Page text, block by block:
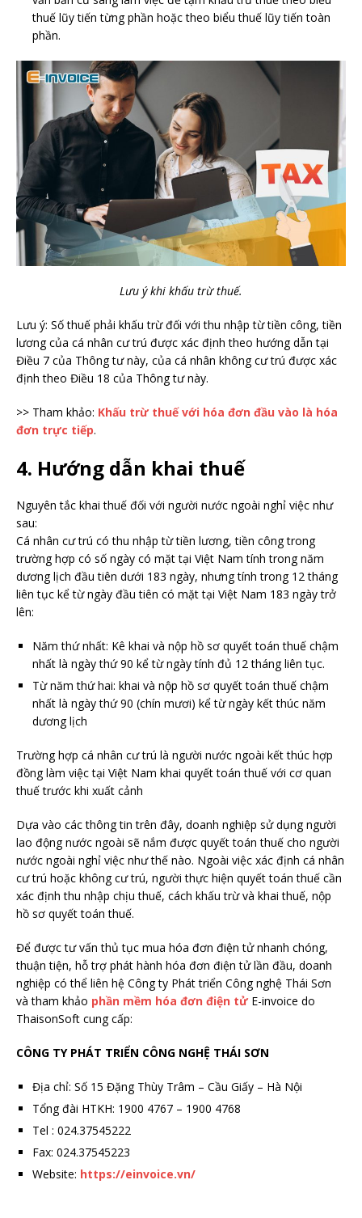
thuế lũy tiến từng phần hoặc theo biểu thuế lũy tiến toàn
phần.
Lưu ý khi khấu trừ thuế.
Lưu ý: Số thuế phải khấu trừ đối với thu nhập từ tiền công, tiền
lương của cá nhân cư trú được xác định theo hướng dẫn tại
Điều 7 của Thông tư này, của cá nhân không cư trú được xác
định theo Điều 18 của Thông tư này.
>> Tham khảo: Khấu trừ thuế với hóa đơn đầu vào là hóa
đơn trực tiếp.
4. Hướng dẫn khai thuế
Nguyên tắc khai thuế đối với người nước ngoài nghỉ việc như
sau:
Cá nhân cư trú có thu nhập từ tiền lương, tiền công trong
trường hợp có số ngày có mặt tại Việt Nam tính trong năm
dương lịch đầu tiên dưới 183 ngày, nhưng tính trong 12 tháng
liên tục kể từ ngày đầu tiên có mặt tại Việt Nam 183 ngày trở
lên:
Năm thứ nhất: Kê khai và nộp hồ sơ quyết toán thuế chậm
nhất là ngày thứ 90 kể từ ngày tính đủ 12 tháng liên tục.
Từ năm thứ hai: khai và nộp hồ sơ quyết toán thuế chậm
nhất là ngày thứ 90 (chín mươi) kể từ ngày kết thúc năm
dương lịch
Trường hợp cá nhân cư trú là người nước ngoài kết thúc hợp
đồng làm việc tại Việt Nam khai quyết toán thuế với cơ quan
thuế trước khi xuất cảnh
Dựa vào các thông tin trên đây, doanh nghiệp sử dụng người
lao động nước ngoài sẽ nắm được quyết toán thuế cho người
nước ngoài nghỉ việc như thế nào. Ngoài việc xác định cá nhân
cư trú hoặc không cư trú, người thực hiện quyết toán thuế cần
xác định thu nhập chịu thuế, cách khấu trừ và khai thuế, nộp
hồ sơ quyết toán thuế.
Để được tư vấn thủ tục mua hóa đơn điện tử nhanh chóng,
thuận tiện, hỗ trợ phát hành hóa đơn điện tử lần đầu, doanh
nghiệp có thể liên hệ Công ty Phát triển Công nghệ Thái Sơn
và tham khảo phần mềm hóa đơn điện tửE-invoice do
ThaisonSoft cung cấp:
CÔNG TY PHÁT TRIỂN CÔNG NGHỆ THÁI SƠN
Địa chỉ: Số 15 Đặng Thùy Trâm – Cầu Giấy – Hà Nội
Tổng đài HTKH: 1900 4767 – 1900 4768
Tel : 024.37545222
Fax: 024.37545223
Website: https://einvoice.vn/